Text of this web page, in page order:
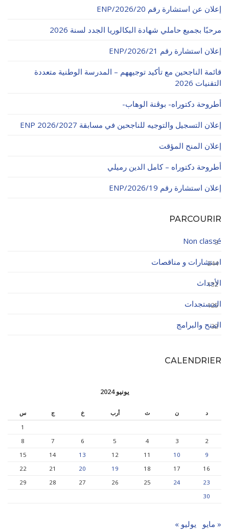
الأقــســــام الـتـحــضـيـريـــة
البرنامج الدراسي
عروض التكوين
التربصات
الشهادات
ميثاق الأداب والأخلاقيات الجامعية
إعلان عن استشارة رقم 20/ENP/2026
مرحبًا بجميع حاملي شهادة البكالوريا الجدد لسنة 2026
إعلان استشارة رقم 21/ENP/2026
قائمة الناجحين مع تأكيد توجيههم – المدرسة الوطنية متعددة
التقنيات 2026
أطروحة دكتوراه- بوڨنة الوهاب-
إعلان التسجيل والتوجيه للناجحين في مسابقة ENP 2026/2027
إعلان المنح المؤقت
أطروحة دكتوراه – كامل الدين رميلي
إعلان استشارة رقم 19/ENP/2026
PARCOURIR
Non classé
3
استشارات و مناقصات
244
الأحداث
132
المستجدات
125
المنح والبرامج
32
CALENDRIER
يونيو 2024
د ن ث أرب خ ج
س
1
2
3
4
5
6
7
8
9
10
11
12
13
14
15
16
17
18
19
20
21
22
23
24
25
26
27
28
29
30
« مايو يوليو »